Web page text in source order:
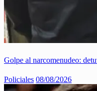
Golpe al narcomenudeo:
Policiales 08/08/2026